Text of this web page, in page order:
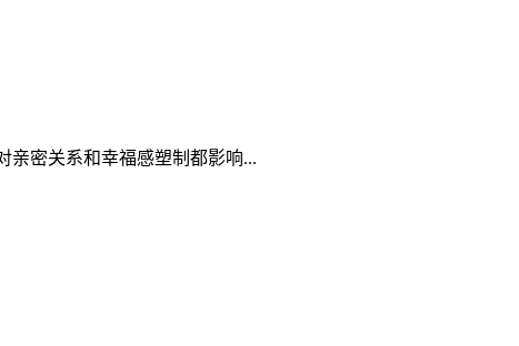
亲密关系和幸福感塑制都影响...